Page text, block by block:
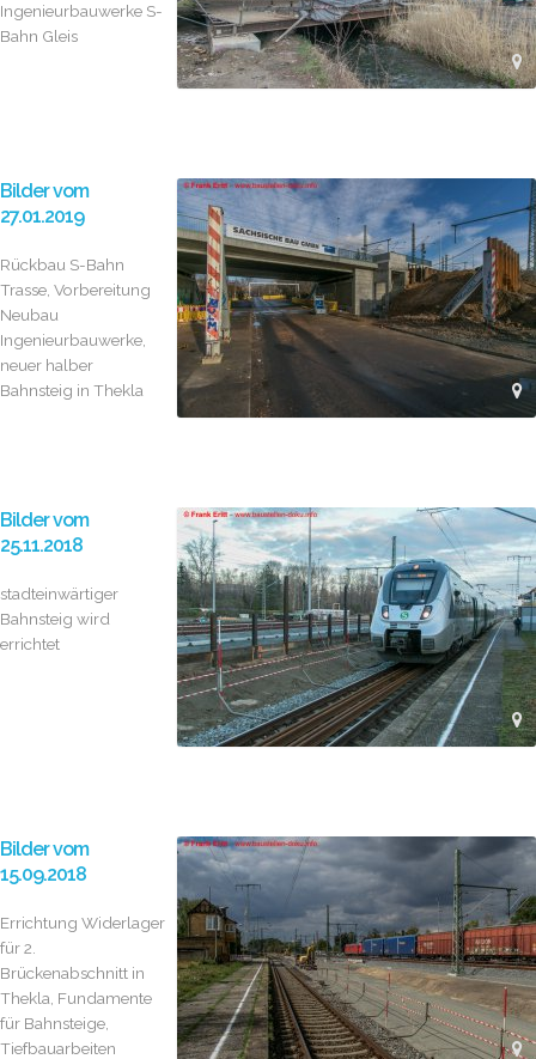
Ingenieurbauwerke S-
Bahn Gleis
Bilder vom
27.01.2019
Rückbau S-Bahn
Trasse, Vorbereitung
Neubau
Ingenieurbauwerke,
neuer halber
Bahnsteig in Thekla
Bilder vom
25.11.2018
stadteinwärtiger
Bahnsteig wird
errichtet
Bilder vom
15.09.2018
Errichtung Widerlager
für 2.
Brückenabschnitt in
Thekla, Fundamente
für Bahnsteige,
Tiefbauarbeiten